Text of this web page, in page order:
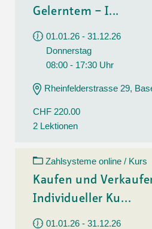
Gelerntem – I...
01.01.26 - 31.12.26
Donnerstag
08:00 - 17:30 Uhr
Rheinfelderstrasse 29,
CHF 220.00
2 Lektionen
Zahlsysteme online / Kurs
Kaufen und
Individueller Ku...
01.01.26 - 31.12.26